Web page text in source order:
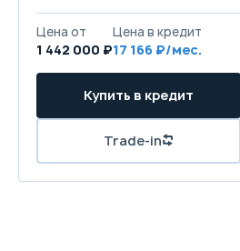
Цена от
1 442 000 ₽
Цена в кредит
17 166 ₽/мес.
Купить в кредит
Trade-in